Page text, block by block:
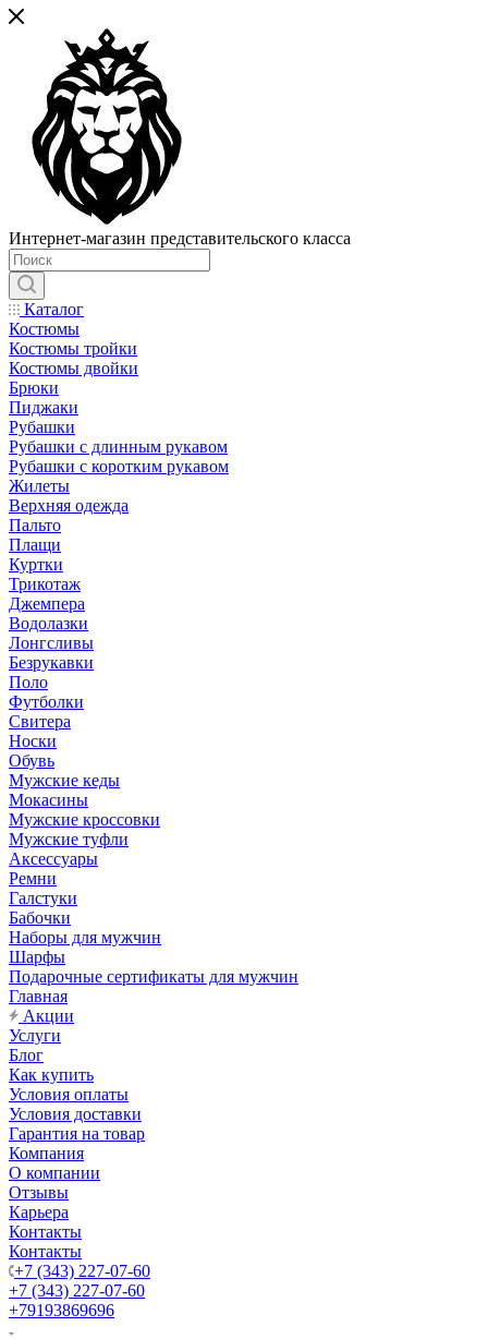
Интернет-магазин представительского класса
Каталог
Костюмы
Костюмы тройки
Костюмы двойки
Брюки
Пиджаки
Рубашки
Рубашки с длинным рукавом
Рубашки с коротким рукавом
Жилеты
Верхняя одежда
Пальто
Плащи
Куртки
Трикотаж
Джемпера
Водолазки
Лонгсливы
Безрукавки
Поло
Футболки
Свитера
Носки
Обувь
Мужские кеды
Мокасины
Мужские кроссовки
Мужские туфли
Аксессуары
Ремни
Галстуки
Бабочки
Наборы для мужчин
Шарфы
Подарочные сертификаты для мужчин
Главная
Акции
Услуги
Блог
Как купить
Условия оплаты
Условия доставки
Гарантия на товар
Компания
О компании
Отзывы
Карьера
Контакты
Контакты
+7 (343) 227-07-60
+7 (343) 227-07-60
+79193869696